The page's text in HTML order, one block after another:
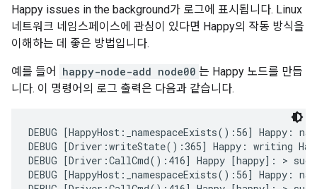
Happy issues in the background가 로그에 표시됩니다. Linux
네트워크 네임스페이스에 관심이 있다면 Happy의 작동 방식을
이해하는 데 좋은 방법입니다.
예를 들어 happy-node-add node00 는 Happy 노드를 만듭
니다. 이 명령어의 로그 출력은 다음과 같습니다.
DEBUG [HappyHost:_namespaceExists():56] Happy:
DEBUG [Driver:writeState():365] Happy: writing
DEBUG [Driver:CallCmd():416] Happy [happy]: >
DEBUG [HappyHost:_namespaceExists():56] Happy: